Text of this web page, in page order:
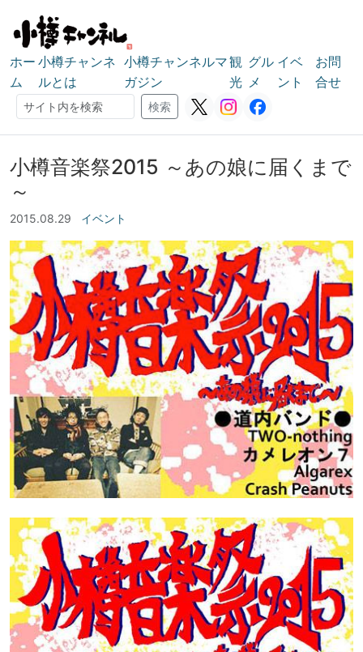
ホー
ム
小樽チャンネ
ルとは
小樽チャンネルマ
ガジン
観
光
グル
メ
イベ
ント
お問
合せ
検索
検索
小樽音楽祭2015 ～あの娘に届くまで
～
2015.08.29 イベント